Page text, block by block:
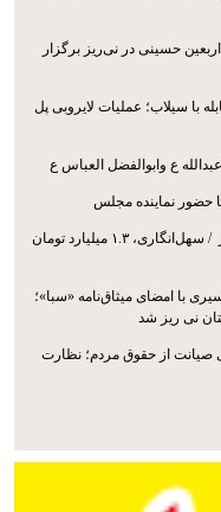
حسینی در نی‌ریز برگزار
با سیلاب؛ عملیات لایروبی پل
ع وابوالفضل العباس ع
حضور نماینده مجلس
مهار آتش‌سوزی در انجیرستان‌های پلنگان نی‌ریز / سهل‌انگاری، ۱.۳ میلیارد تومان
با امضای میثاق‌نامه «سبا»؛
نی ریز شد
صیانت از حقوق مردم؛ نظارت